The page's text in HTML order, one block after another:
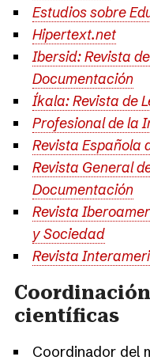
Estudios sobre
Hipertext.net
Ibersid: Revista
Documentación
Íkala: Revista de
Profesional de la
Revista Española
Revista General
Documentación
Revista
y Sociedad
Revista
científicas
Coordinador del